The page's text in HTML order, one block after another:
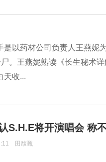
以药材公司负责人王燕妮
。王燕妮熟读《长生秘术
天收...
S.H.E将开演唱会 称
田馥甄